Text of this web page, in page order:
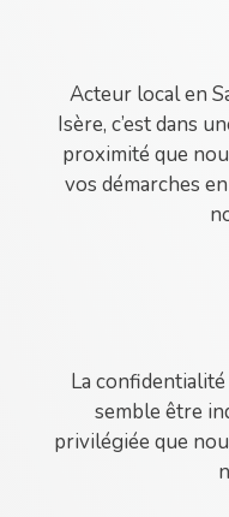
Acteur local en
Isère, c’est dans
proximité que
vos démarches
La
semble être
privilégiée que